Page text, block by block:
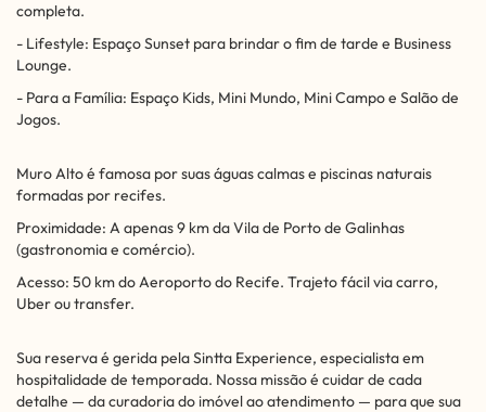
completa.
- Lifestyle: Espaço Sunset para brindar o fim de tarde e Business
Lounge.
- Para a Família: Espaço Kids, Mini Mundo, Mini Campo e Salão de
Jogos.
Muro Alto é famosa por suas águas calmas e piscinas naturais
formadas por recifes.
Proximidade: A apenas 9 km da Vila de Porto de Galinhas
(gastronomia e comércio).
Acesso: 50 km do Aeroporto do Recife. Trajeto fácil via carro,
Uber ou transfer.
Sua reserva é gerida pela Sintta Experience, especialista em
hospitalidade de temporada. Nossa missão é cuidar de cada
detalhe — da curadoria do imóvel ao atendimento — para que sua